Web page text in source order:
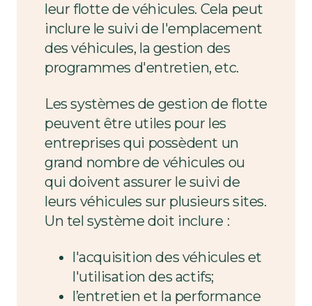
leur flotte de véhicules. Cela peut
inclure le suivi de l'emplacement
des véhicules, la gestion des
programmes d'entretien, etc.
Les systèmes de gestion de flotte
peuvent être utiles pour les
entreprises qui possèdent un
grand nombre de véhicules ou
qui doivent assurer le suivi de
leurs véhicules sur plusieurs sites.
Un tel système doit inclure :
l'acquisition des véhicules et
l'utilisation des actifs;
l’entretien et la performance